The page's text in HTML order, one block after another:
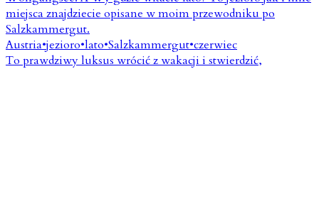
To prawdziwy luksus wrócić z wakacji i stwierdzić,